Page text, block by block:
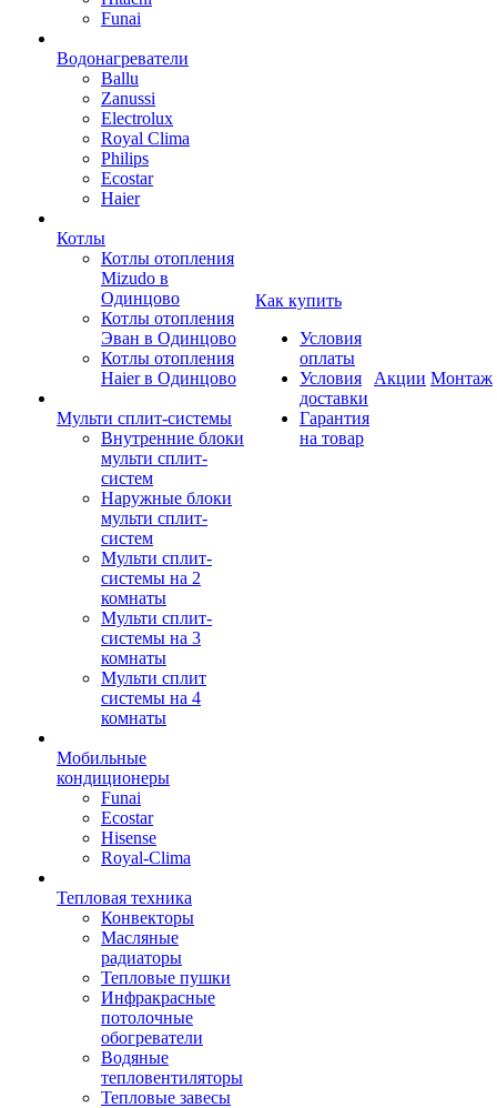
Funai
Водонагреватели
Ballu
Zanussi
Electrolux
Royal Clima
Philips
Ecostar
Haier
Котлы
Котлы отопления
Mizudo в
Одинцово
Котлы отопления
Эван в Одинцово
Котлы отопления
Haier в Одинцово
Мульти сплит-системы
Внутренние блоки
мульти сплит-
систем
Наружные блоки
мульти сплит-
систем
Мульти сплит-
системы на 2
комнаты
Мульти сплит-
системы на 3
комнаты
Мульти сплит
системы на 4
комнаты
Мобильные
кондиционеры
Funai
Ecostar
Hisense
Royal-Clima
Тепловая техника
Конвекторы
Масляные
радиаторы
Тепловые пушки
Инфракрасные
потолочные
обогреватели
Водяные
тепловентиляторы
Тепловые завесы
Как купить
Условия
оплаты
Условия
доставки
Гарантия
на товар
Акции Монтаж